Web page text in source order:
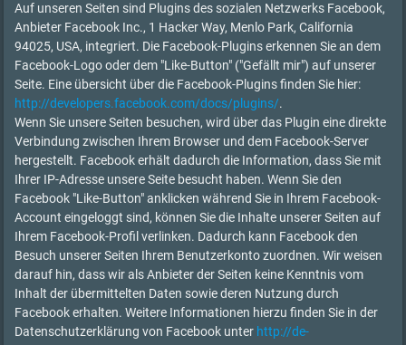
Auf unseren Seiten sind Plugins des sozialen Netzwerks Facebook,
Anbieter Facebook Inc., 1 Hacker Way, Menlo Park, California
94025, USA, integriert. Die Facebook-Plugins erkennen Sie an dem
Facebook-Logo oder dem "Like-Button" ("Gefällt mir") auf unserer
Seite. Eine übersicht über die Facebook-Plugins finden Sie hier:
http://developers.facebook.com/docs/plugins/.
Wenn Sie unsere Seiten besuchen, wird über das Plugin eine direkte
Verbindung zwischen Ihrem Browser und dem Facebook-Server
hergestellt. Facebook erhält dadurch die Information, dass Sie mit
Ihrer IP-Adresse unsere Seite besucht haben. Wenn Sie den
Facebook "Like-Button" anklicken während Sie in Ihrem Facebook-
Account eingeloggt sind, können Sie die Inhalte unserer Seiten auf
Ihrem Facebook-Profil verlinken. Dadurch kann Facebook den
Besuch unserer Seiten Ihrem Benutzerkonto zuordnen. Wir weisen
darauf hin, dass wir als Anbieter der Seiten keine Kenntnis vom
Inhalt der übermittelten Daten sowie deren Nutzung durch
Facebook erhalten. Weitere Informationen hierzu finden Sie in der
Datenschutzerklärung von Facebook unter http://de-